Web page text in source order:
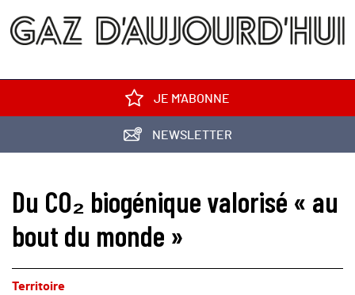
JE M'ABONNE
NEWSLETTER
Du CO₂ biogénique valorisé « au
bout du monde »
Territoire